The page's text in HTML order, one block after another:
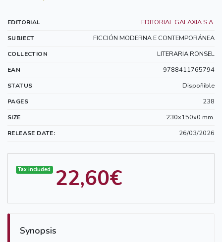
EDITORIAL EDITORIAL GALAXIA S.A.
SUBJECT FICCIÓN MODERNA E CONTEMPORÁNEA
COLLECTION LITERARIA RONSEL
EAN 9788411765794
STATUS Dispoñible
PAGES 238
SIZE 230x150x0 mm.
RELEASE DATE: 26/03/2026
Tax included 22,60€
Synopsis